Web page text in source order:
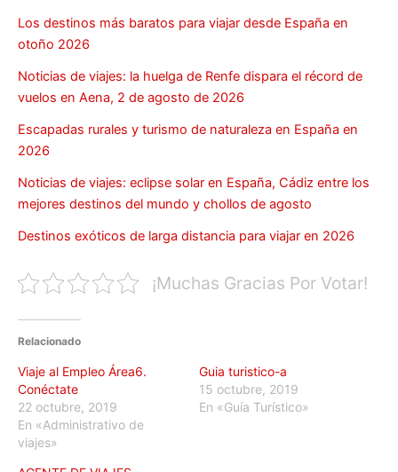
Los destinos más baratos para viajar desde España en
otoño 2026
Noticias de viajes: la huelga de Renfe dispara el récord de
vuelos en Aena, 2 de agosto de 2026
Escapadas rurales y turismo de naturaleza en España en
2026
Noticias de viajes: eclipse solar en España, Cádiz entre los
mejores destinos del mundo y chollos de agosto
Destinos exóticos de larga distancia para viajar en 2026
¡Muchas Gracias Por Votar!
Relacionado
Viaje al Empleo Área6.
Conéctate
22 octubre, 2019
En «Administrativo de
viajes»
Guia turistico-a
15 octubre, 2019
En «Guía Turístico»